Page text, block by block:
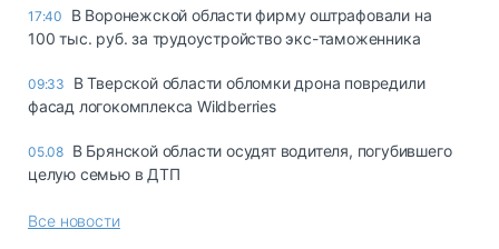
17:40
В Воронежской области фирму оштрафовали на
100 тыс. руб. за трудоустройство экс-таможенника
09:33
В Тверской области обломки дрона повредили
фасад логокомплекса Wildberries
05.08 В Брянской области осудят водителя, погубившего
целую семью в ДТП
Все новости